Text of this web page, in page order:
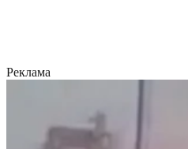
Реклама